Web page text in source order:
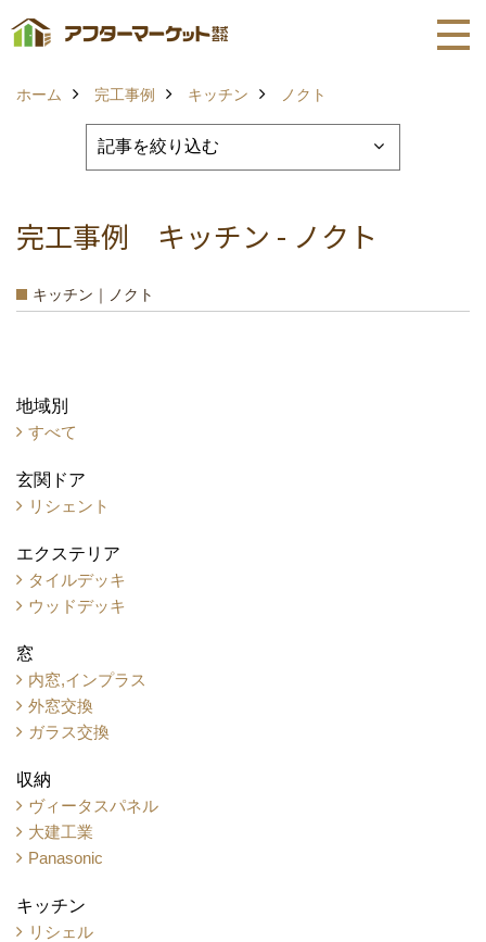
ホーム 完工事例 キッチン ノクト
完工事例 キッチン - ノクト
キッチン｜ノクト
地域別
すべて
玄関ドア
リシェント
エクステリア
タイルデッキ
ウッドデッキ
窓
内窓,インプラス
外窓交換
ガラス交換
収納
ヴィータスパネル
大建工業
Panasonic
キッチン
リシェル